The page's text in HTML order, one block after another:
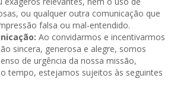
ou qualquer outra comunicação que
falsa ou mal-entendido.
Ao convidarmos e incentivarmos
sincera, generosa e alegre, somos
de urgência da nossa missão,
tempo, estejamos sujeitos às seguintes